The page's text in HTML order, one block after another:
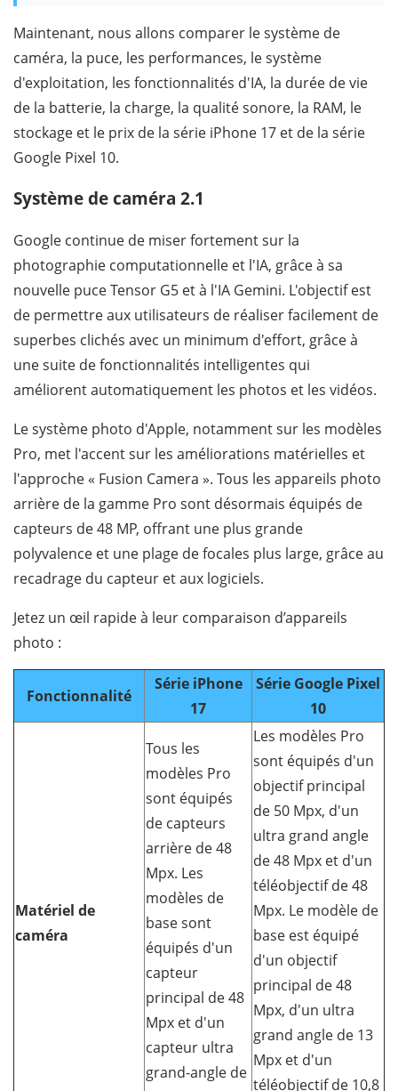
Maintenant, nous allons comparer le système de
caméra, la puce, les performances, le système
d'exploitation, les fonctionnalités d'IA, la durée de vie
de la batterie, la charge, la qualité sonore, la RAM, le
stockage et le prix de la série iPhone 17 et de la série
Google Pixel 10.
Système de caméra 2.1
Google continue de miser fortement sur la
photographie computationnelle et l'IA, grâce à sa
nouvelle puce Tensor G5 et à l'IA Gemini. L'objectif est
de permettre aux utilisateurs de réaliser facilement de
superbes clichés avec un minimum d'effort, grâce à
une suite de fonctionnalités intelligentes qui
améliorent automatiquement les photos et les vidéos.
Le système photo d'Apple, notamment sur les modèles
Pro, met l'accent sur les améliorations matérielles et
l'approche « Fusion Camera ». Tous les appareils photo
arrière de la gamme Pro sont désormais équipés de
capteurs de 48 MP, offrant une plus grande
polyvalence et une plage de focales plus large, grâce au
recadrage du capteur et aux logiciels.
Jetez un œil rapide à leur comparaison d’appareils
photo :
Fonctionnalité
Série iPhone
17
Série Google Pixel
10
Matériel de
caméra
Tous les
modèles Pro
sont équipés
de capteurs
arrière de 48
Mpx. Les
modèles de
base sont
équipés d'un
capteur
principal de 48
Mpx et d'un
capteur ultra
grand-angle de
Les modèles Pro
sont équipés d'un
objectif principal
de 50 Mpx, d'un
ultra grand angle
de 48 Mpx et d'un
téléobjectif de 48
Mpx. Le modèle de
base est équipé
d'un objectif
principal de 48
Mpx, d'un ultra
grand angle de 13
Mpx et d'un
téléobjectif de 10,8